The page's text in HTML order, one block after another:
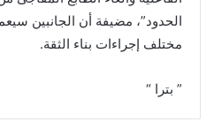
الحدود”، مضيفة أن الجانبين
مختلف إجراءات بناء الثقة.
” بترا “